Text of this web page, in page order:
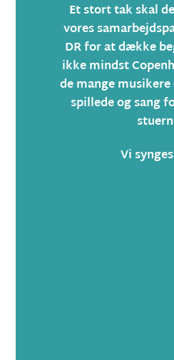
Et stort tak skal
vores
DR for at dække
ikke mindst
de mange
spillede og sang
Vi